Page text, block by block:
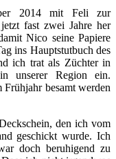
2014 mit Feli zur
fast zwei Jahre her
Nico seine Papiere
ins Hauptstutbuch des
ich trat als Züchter in
unserer Region ein.
besamt werden
den ich vom
geschickt wurde. Ich
doch beruhigend zu